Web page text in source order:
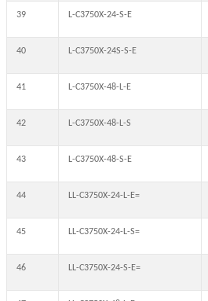
39 L-C3750X-24-S-E
40 L-C3750X-24S-S-E
41 L-C3750X-48-L-E
42 L-C3750X-48-L-S
43 L-C3750X-48-S-E
44 LL-C3750X-24-L-E=
45 LL-C3750X-24-L-S=
46 LL-C3750X-24-S-E=